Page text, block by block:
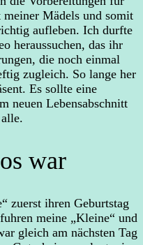
Mädels und somit
aufleben. Ich durfte
heraussuchen, das ihr
die noch einmal
zugleich. So lange her
Es sollte eine
neuen Lebensabschnitt
war
zuerst ihren Geburtstag
meine „Kleine“ und
gleich am nächsten Tag